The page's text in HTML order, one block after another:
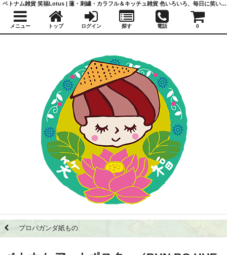
プロパガンダ紙もの
ベトナム雑貨 笑福Lotus | 蓮・刺繍・カラフル＆キッチュ雑貨 色いろいろ、毎日に笑いと福を
メニュー トップ ログイン 探す 電話 0